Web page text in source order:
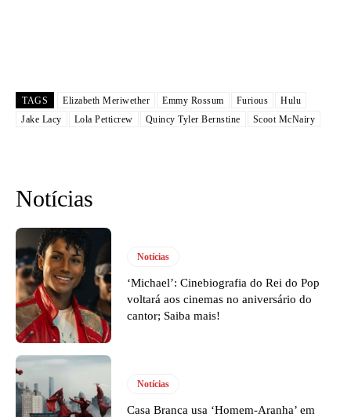
TAGS Elizabeth Meriwether Emmy Rossum Furious
Hulu
Jake Lacy
Lola Petticrew Quincy Tyler Bernstine Scoot McNairy
Notícias
Notícias
‘Michael’: Cinebiografia do Rei do Pop
voltará aos cinemas no aniversário do
cantor; Saiba mais!
Notícias
Casa Branca usa ‘Homem-Aranha’ em